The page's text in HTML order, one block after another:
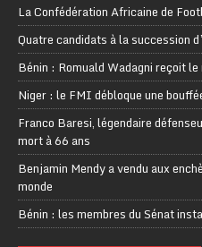
La Confédération Africaine de
Quatre candidats à la succession
Bénin : Romuald Wadagni reçoit
Niger : le FMI débloque une
Franco Baresi, légendaire
mort à 66 ans
Benjamin Mendy a vendu aux
monde
Bénin : les membres du Sénat